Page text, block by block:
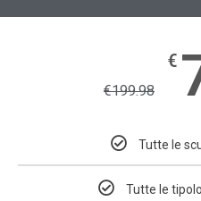
€199.98
€
Tutte le
Tutte le